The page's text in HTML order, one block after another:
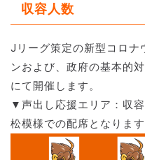
収容人数
Jリーグ策定の新型コロナ
ンおよび、政府の基本的
にて開催します。
▼声出し応援エリア：収
松模様での配席となります